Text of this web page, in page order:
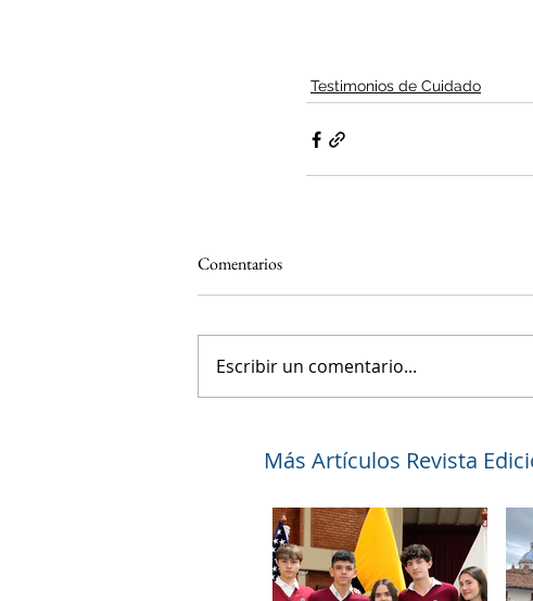
Testimonios de Cuidado
Comentarios
Escribir un comentario...
Más Artículos Revista